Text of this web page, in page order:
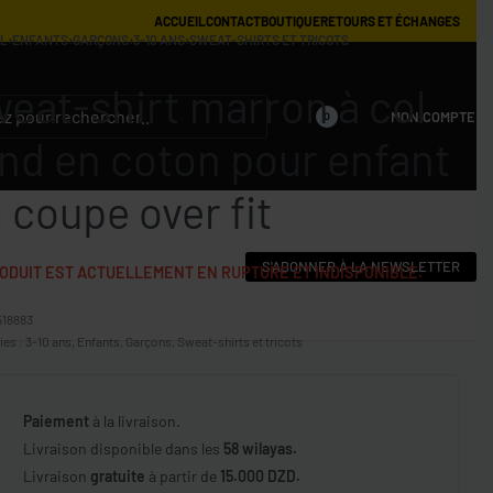
ACCUEILCONTACTBOUTIQUERETOURS ET ÉCHANGES
0 MON COMPTE
S'ABONNER À LA NEWSLETTER
›ENFANTS›GARÇONS›3-10 ANS›SWEAT-SHIRTS ET TRICOTS
shirt marron à col
coupe over fit
EST ACTUELLEMENT EN RUPTURE ET INDISPONIBLE.
: 3-10 ans Enfants Garçons Sweat-shirts et tricots
Paiement à la livraison.
Livraison disponible dans les 58 wilayas.
Livraison gratuite à partir de 15.000 DZD.